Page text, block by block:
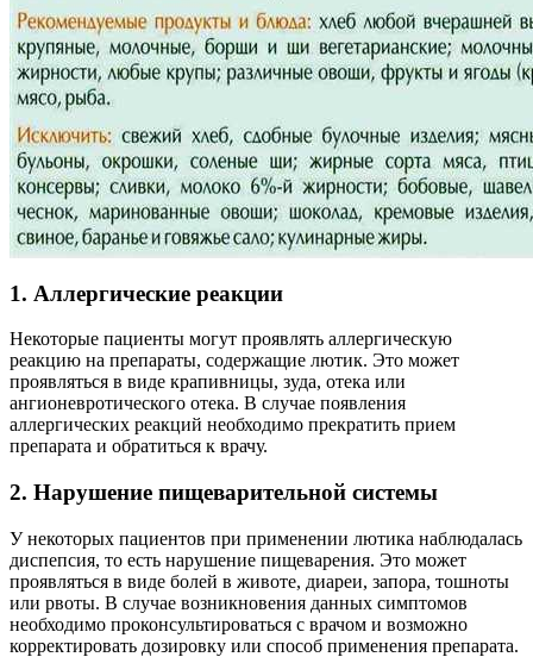
1. Аллергические реакции
Некоторые пациенты могут проявлять аллергическую
реакцию на препараты, содержащие лютик. Это может
проявляться в виде крапивницы, зуда, отека или
ангионевротического отека. В случае появления
аллергических реакций необходимо прекратить прием
препарата и обратиться к врачу.
2. Нарушение пищеварительной системы
У некоторых пациентов при применении лютика наблюдалась
диспепсия, то есть нарушение пищеварения. Это может
проявляться в виде болей в животе, диареи, запора, тошноты
или рвоты. В случае возникновения данных симптомов
необходимо проконсультироваться с врачом и возможно
корректировать дозировку или способ применения препарата.